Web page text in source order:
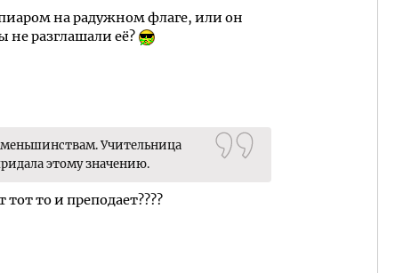
на радужном флаге, или он
разглашали её?
Учительница
этому значению.
то и преподает????